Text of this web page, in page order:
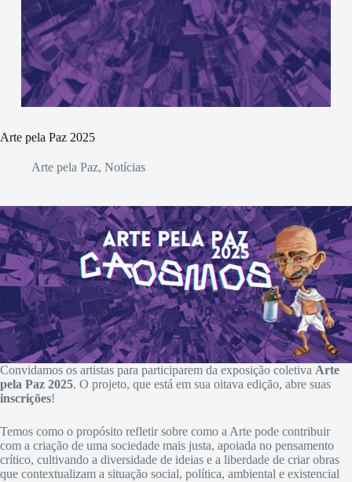
Arte pela Paz 2025
Arte pela Paz, Notícias
Convidamos os artistas para participarem da exposição coletiva Arte
pela Paz 2025. O projeto, que está em sua oitava edição, abre suas
inscrições!
Temos como o propósito refletir sobre como a Arte pode contribuir
com a criação de uma sociedade mais justa, apoiada no pensamento
crítico, cultivando a diversidade de ideias e a liberdade de criar obras
que contextualizam a situação social, política, ambiental e existencial